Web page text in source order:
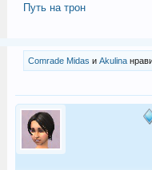
Путь на трон
Comrade Midas и Akulina